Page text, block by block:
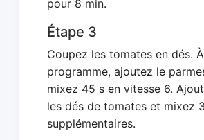
pour 8 min.
Étape 3
Coupez les tomates en dés.
programme, ajoutez le
mixez 45 s en vitesse 6.
les dés de tomates et mixez
supplémentaires.